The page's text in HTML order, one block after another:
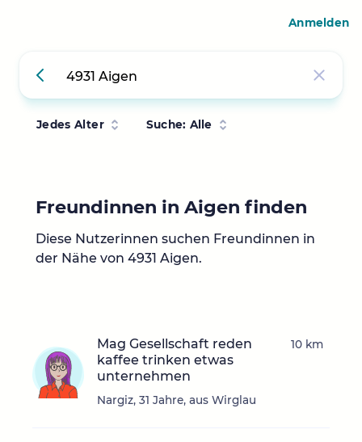
Jedes Alter Suche: Alle
Freundinnen in Aigen finden
Diese Nutzerinnen suchen Freundinnen in
der Nähe von 4931 Aigen.
Mag Gesellschaft reden
kaffee trinken etwas
unternehmen
Nargiz, 31 Jahre, aus Wirglau
10 km
Anmelden